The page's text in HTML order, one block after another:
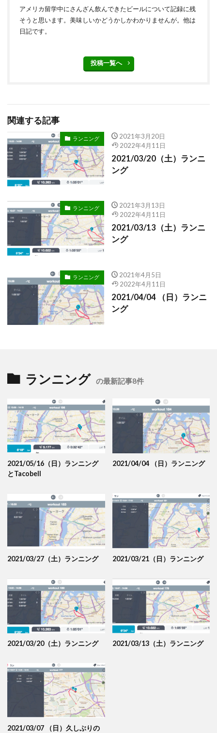
アメリカ留学中にさんざん飲んできたビールについて記録に残
そうと思います。美味しいかどうかしかわかりませんが。他は
日記です。
投稿一覧へ
関連する記事
ランニング
2021年3月20日
2022年4月11日
2021/03/20（土）ランニ
ング
ランニング
2021年3月13日
2022年4月11日
2021/03/13（土）ランニ
ング
ランニング
2021年4月5日
2022年4月11日
2021/04/04 （日）ランニ
ング
ランニング の最新記事8件
2021/05/16（日）ランニング
とTacobell
2021/04/04 （日）ランニング
2021/03/27（土）ランニング 2021/03/21（日）ランニング
2021/03/20（土）ランニング 2021/03/13（土）ランニング
2021/03/07 （日）久しぶりの